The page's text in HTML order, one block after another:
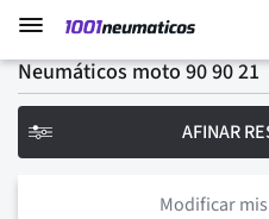
Neumáticos moto 90 90 21
Modificar
AFINAR